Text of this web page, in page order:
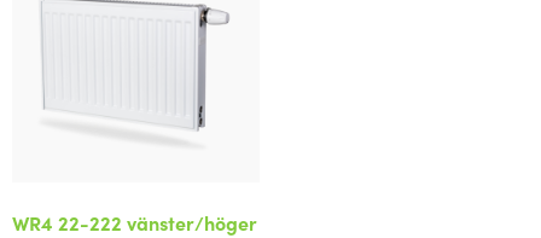
WR4 22-222 vänster/höger